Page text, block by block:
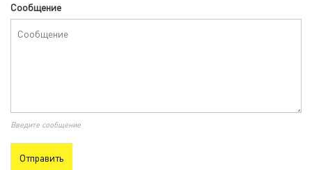
Сообщение
Введите сообщение